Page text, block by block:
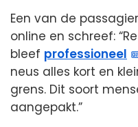
Een van de
online en schreef:
bleef professioneel
neus alles kort en
grens. Dit soort
aangepakt.”